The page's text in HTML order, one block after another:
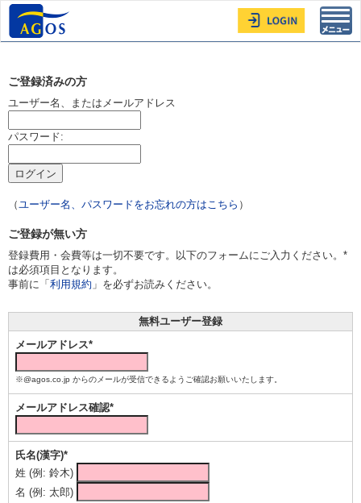
ご登録済みの方
ユーザー名、またはメールアドレス
パスワード:
（ユーザー名、パスワードをお忘れの方はこちら ）
ご登録が無い方
登録費用・会費等は一切不要です。以下のフォームにご入力ください。*
は必須項目となります。
事前に「 利用規約 」を必ずお読みください。
無料ユーザー登録
メールアドレス*
※@agos.co.jp からのメールが受信できるようご確認お願いいたします。
メールアドレス確認*
氏名(漢字)*
姓 (例: 鈴木)
名 (例: 太郎)